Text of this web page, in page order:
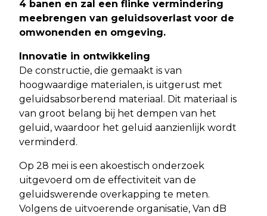
4 banen en zal een flinke vermindering
meebrengen van geluidsoverlast voor de
omwonenden en omgeving.
Innovatie in ontwikkeling
De constructie, die gemaakt is van
hoogwaardige materialen, is uitgerust met
geluidsabsorberend materiaal. Dit materiaal is
van groot belang bij het dempen van het
geluid, waardoor het geluid aanzienlijk wordt
verminderd.
Op 28 mei is een akoestisch onderzoek
uitgevoerd om de effectiviteit van de
geluidswerende overkapping te meten.
Volgens de uitvoerende organisatie, Van dB